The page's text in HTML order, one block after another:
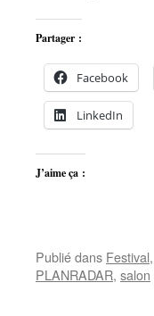
Partager :
Facebook
LinkedIn
J’aime ça :
Publié dans Festival,
PLANRADAR, salon